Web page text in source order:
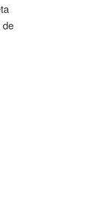
de